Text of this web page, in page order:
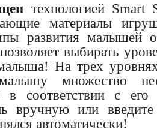
технологией Smart
материалы
развития малышей
выбирать
На трех
малышу множество
в соответствии с его
вручную или
автоматически!